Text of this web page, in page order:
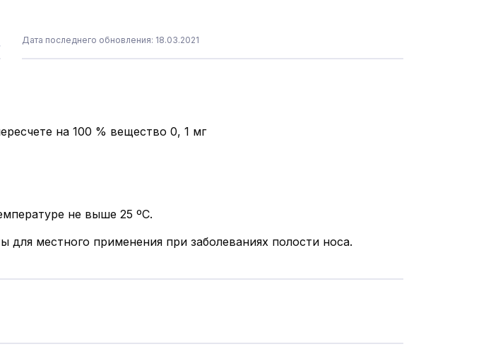
Дата последнего обновления: 18.03.2021
на 100 % вещество 0, 1 мг
не выше 25 ºС.
для местного применения при заболеваниях полости носа.